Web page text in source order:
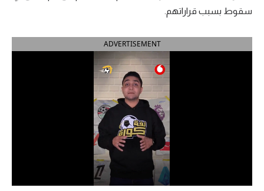
الدوري الإسباني
الدوري الإيطالي
الدوري السعودي للمحترفين
دوري أبطال إفريقيا
سقوط بسبب قراراتهم.
ADVERTISEMENT